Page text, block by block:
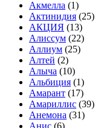
Акмелла (1)
Актинидия (25)
АКЦИЯ (13)
Алиссум (22)
Аллиум (25)
Алтей (2)
Алыча (10)
Альбиция (1)
Амарант (17)
Амариллис (39)
Анемона (31)